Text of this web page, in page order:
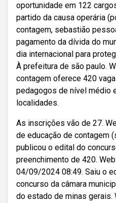
oportunidade em 122
partido da causa operária
contagem, sebastião
pagamento da dívida do
dia internacional para
À prefeitura de são paulo.
contagem oferece 420
pedagogos de nível médio
localidades.
As inscrições vão de 27.
de educação de contagem
publicou o edital do
preenchimento de 420.
04/09/2024 08:49. Saiu o
concurso da câmara
do estado de minas